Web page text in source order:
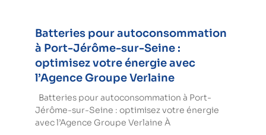
Batteries pour autoconsommation
à Port-Jérôme-sur-Seine :
optimisez votre énergie avec
l’Agence Groupe Verlaine
Batteries pour autoconsommation à Port-
Jérôme-sur-Seine : optimisez votre énergie
avec l’Agence Groupe Verlaine À